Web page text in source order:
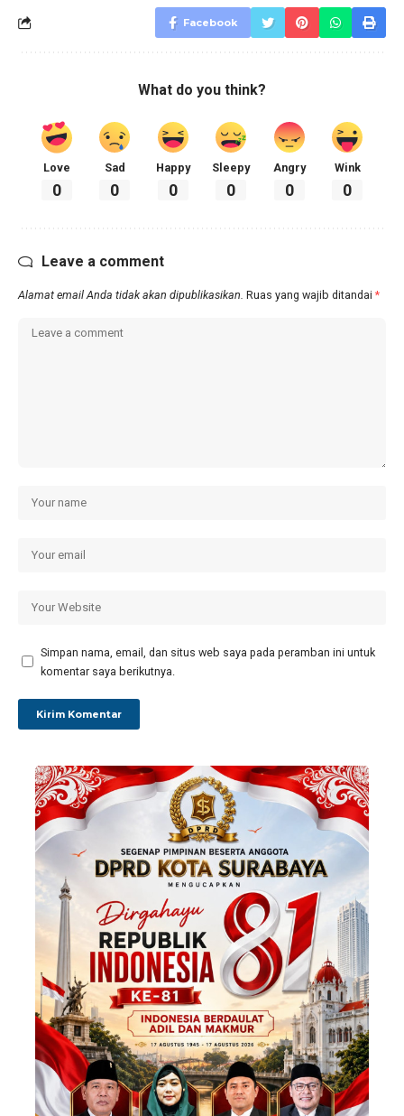
Facebook
What do you think?
Love
0
Sad
0
Happy
0
Sleepy
0
Angry
0
Wink
0
Leave a comment
Alamat email Anda tidak akan dipublikasikan. Ruas yang wajib ditandai *
Simpan nama, email, dan situs web saya pada peramban ini untuk
komentar saya berikutnya.